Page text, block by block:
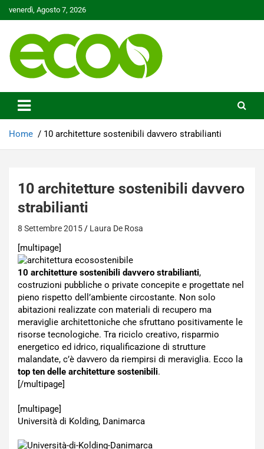
to
venerdì, Agosto 7, 2026
Ecoo.it
Home 10 architetture sostenibili davvero strabilianti
10 architetture sostenibili davvero
strabilianti
8 Settembre 2015 Laura De Rosa
[multipage]
10 architetture sostenibili davvero strabilianti,
costruzioni pubbliche o private concepite e progettate nel
pieno rispetto dell’ambiente circostante. Non solo
abitazioni realizzate con materiali di recupero ma
meraviglie architettoniche che sfruttano positivamente le
risorse tecnologiche. Tra riciclo creativo, risparmio
energetico ed idrico, riqualificazione di strutture
malandate, c’è davvero da riempirsi di meraviglia. Ecco la
top ten delle architetture sostenibili.
[/multipage]
[multipage]
Università di Kolding, Danimarca